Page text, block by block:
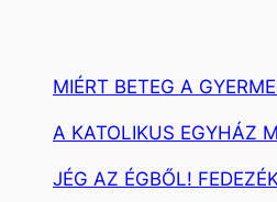
MIÉRT BETEG A
A KATOLIKUS EGYHÁZ
JÉG AZ ÉGBŐL!